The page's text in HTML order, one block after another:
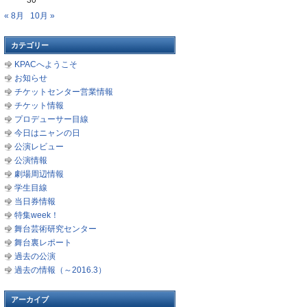
« 8月
10月 »
カテゴリー
KPACへようこそ
お知らせ
チケットセンター営業情報
チケット情報
プロデューサー目線
今日はニャンの日
公演レビュー
公演情報
劇場周辺情報
学生目線
当日券情報
特集week！
舞台芸術研究センター
舞台裏レポート
過去の公演
過去の情報（～2016.3）
アーカイブ